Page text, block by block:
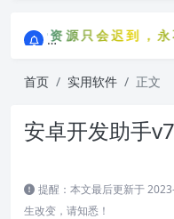
费资源只会迟到，永
免费资源只会迟到，
首页 实用软件 正文
安卓开发助手
提醒：本文最后更新于
生改变，请知悉！